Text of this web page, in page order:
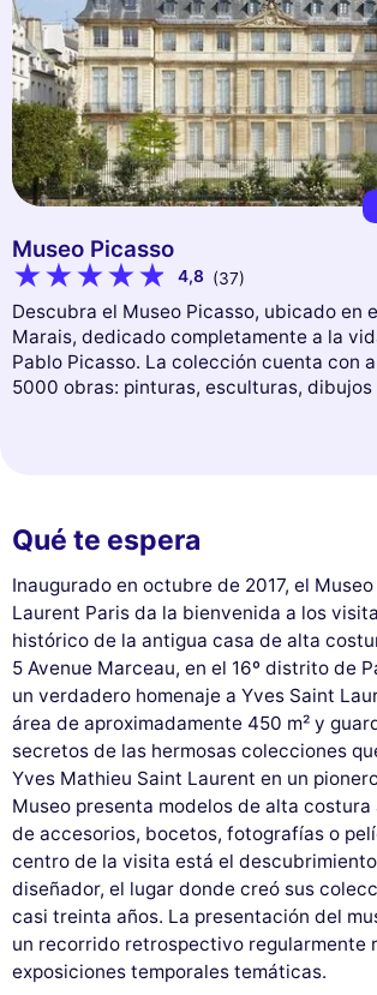
Museo Picasso
4,8 (37)
Descubra el Museo Picasso, ubicado en
Marais, dedicado completamente a la
Pablo Picasso. La colección cuenta con
5000 obras: pinturas, esculturas, dibujos
Qué te espera
Inaugurado en octubre de 2017, el
Laurent Paris da la bienvenida a los
histórico de la antigua casa de alta
5 Avenue Marceau, en el 16º distrito de
un verdadero homenaje a Yves Saint
área de aproximadamente 450 m² y
secretos de las hermosas colecciones
Yves Mathieu Saint Laurent en un
Museo presenta modelos de alta costura
de accesorios, bocetos, fotografías o
centro de la visita está el
diseñador, el lugar donde creó sus
casi treinta años. La presentación del
un recorrido retrospectivo regularmente
exposiciones temporales temáticas.